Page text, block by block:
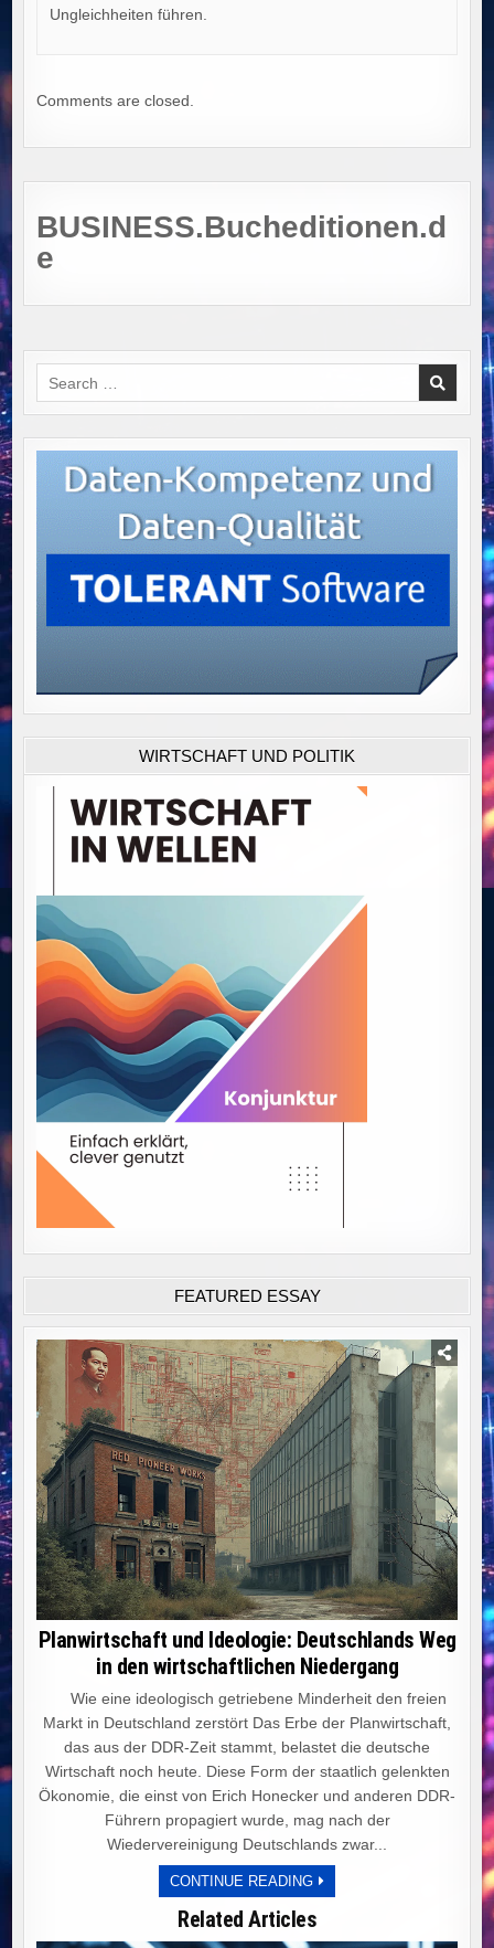
Ungleichheiten führen.
Comments are closed.
BUSINESS.Bucheditionen.d
e
Search
for:
WIRTSCHAFT UND POLITIK
FEATURED ESSAY
Planwirtschaft und Ideologie: Deutschlands Weg
in den wirtschaftlichen Niedergang
Wie eine ideologisch getriebene Minderheit den freien
Markt in Deutschland zerstört Das Erbe der Planwirtschaft,
das aus der DDR-Zeit stammt, belastet die deutsche
Wirtschaft noch heute. Diese Form der staatlich gelenkten
Ökonomie, die einst von Erich Honecker und anderen DDR-
Führern propagiert wurde, mag nach der
Wiedervereinigung Deutschlands zwar...
CONTINUE READINGPLANWIRTSCHAFT
UND
DEUTSCHLANDS
Related Articles